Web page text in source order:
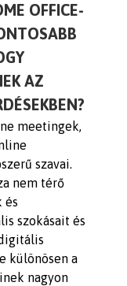
OFFICE-
AZ
meetingek,
szavai.
nem térő
és
szokásait és
különösen a
nagyon